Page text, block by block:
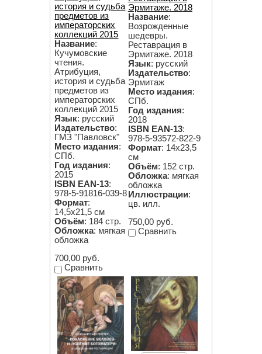
история и судьба
предметов из
императорских
коллекций 2015
Название:
Кучумовские
чтения.
Атрибуция,
история и судьба
предметов из
императорских
коллекций 2015
Язык: русский
Издательство:
ГМЗ "Павловск"
Место издания:
СПб.
Год издания:
2015
ISBN EAN-13:
978-5-91816-039-8
Формат:
14,5х21,5 см
Объём: 184 стр.
Обложка: мягкая
обложка
700,00 руб.
Сравнить
Эрмитаже. 2018
Название:
Возрожденные
шедевры.
Реставрация в
Эрмитаже. 2018
Язык: русский
Издательство:
Эрмитаж
Место издания:
СПб.
Год издания:
2018
ISBN EAN-13:
978-5-93572-822-9
Формат: 14х23,5
см
Объём: 152 стр.
Обложка: мягкая
обложка
Иллюстрации:
цв. илл.
750,00 руб.
Сравнить